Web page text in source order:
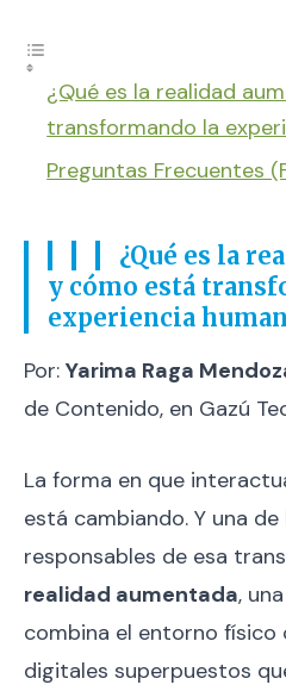
¿Qué es la realidad
transformando la
Preguntas Frecuentes
¿Qué es la
y cómo está
experiencia
Por: Yarima Raga
de Contenido, en Gazú
La forma en que
está cambiando. Y una
responsables de esa
realidad aumentada,
combina el entorno físico
digitales superpuestos